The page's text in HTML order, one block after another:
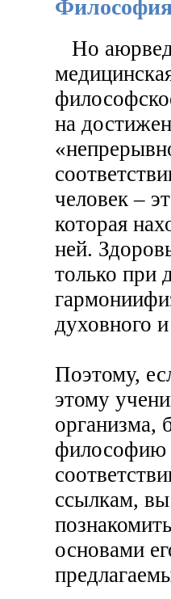
Но
на
человек –
которая
ней.
только при
духовного
Поэтому,
этому
организма,
философию
ссылкам,
основами